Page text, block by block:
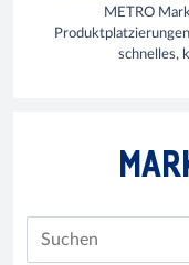
METRO
schnelles,